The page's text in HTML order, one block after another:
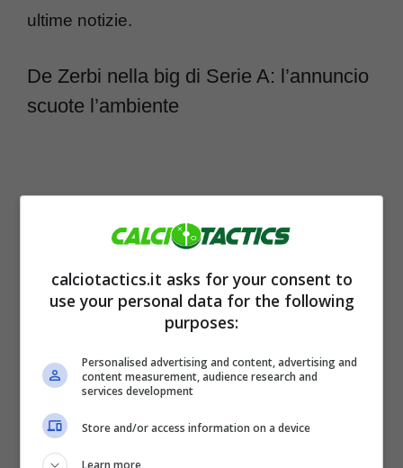
ultime notizie.
De Zerbi nella big di Serie A: l’annuncio
scuote l’ambiente
Sono tante le panchine che hanno un futuro
incerto inSerie A, a partire dalla Roma
ad arrivare alla
calciotactics.it asks for your consent to
use your personal data for the following
purposes:
Personalised advertising and content, advertising and
content measurement, audience research and
services development
Store and/or access information on a device
Learn more